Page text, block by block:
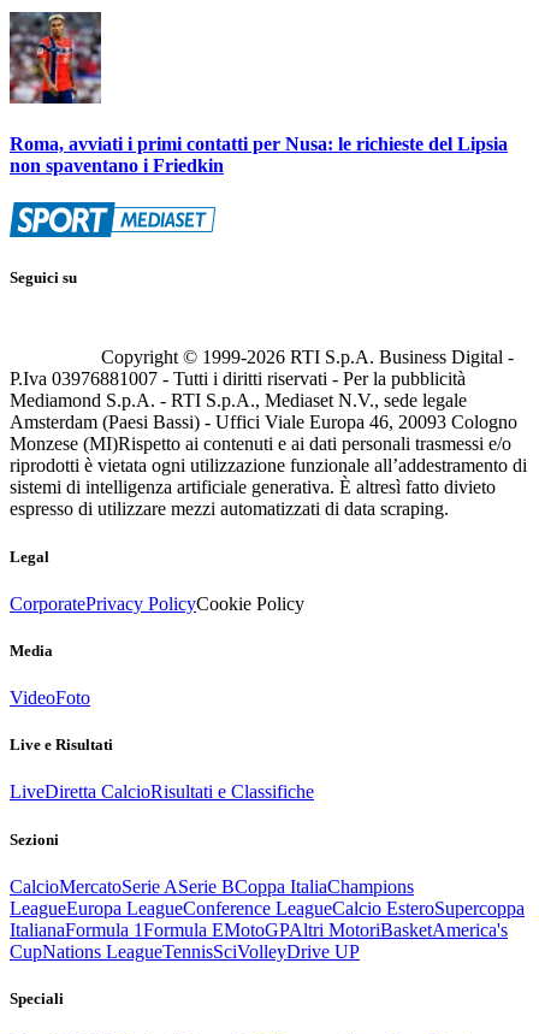
Roma, avviati i primi contatti per Nusa: le richieste del Lipsia
non spaventano i Friedkin
Seguici su
Copyright © 1999-2026 RTI S.p.A. Business Digital -
P.Iva 03976881007 - Tutti i diritti riservati - Per la pubblicità
Mediamond S.p.A. - RTI S.p.A., Mediaset N.V., sede legale
Amsterdam (Paesi Bassi) - Uffici Viale Europa 46, 20093 Cologno
Monzese (MI)Rispetto ai contenuti e ai dati personali trasmessi e/o
riprodotti è vietata ogni utilizzazione funzionale all’addestramento di
sistemi di intelligenza artificiale generativa. È altresì fatto divieto
espresso di utilizzare mezzi automatizzati di data scraping.
Legal
CorporatePrivacy PolicyCookie Policy
Media
VideoFoto
Live e Risultati
LiveDiretta CalcioRisultati e Classifiche
Sezioni
CalcioMercatoSerie ASerie BCoppa ItaliaChampions
LeagueEuropa LeagueConference LeagueCalcio EsteroSupercoppa
ItalianaFormula 1Formula EMotoGPAltri MotoriBasketAmerica's
CupNations LeagueTennisSciVolleyDrive UP
Speciali